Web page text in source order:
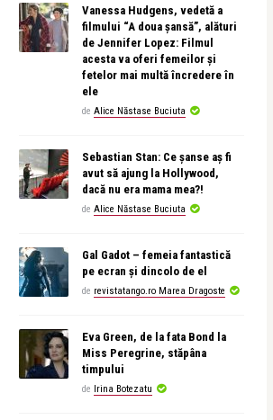
Vanessa Hudgens, vedetă a
filmului “A doua șansă”, alături
de Jennifer Lopez: Filmul
acesta va oferi femeilor și
fetelor mai multă încredere în
ele
de Alice Năstase Buciuta
Sebastian Stan: Ce șanse aș fi
avut să ajung la Hollywood,
dacă nu era mama mea?!
de Alice Năstase Buciuta
Gal Gadot – femeia fantastică
pe ecran și dincolo de el
de revistatango.ro Marea Dragoste
Eva Green, de la fata Bond la
Miss Peregrine, stăpâna
timpului
de Irina Botezatu